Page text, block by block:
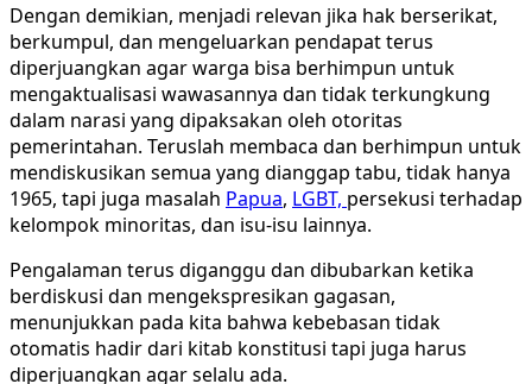
Dengan demikian, menjadi relevan jika hak berserikat,
berkumpul, dan mengeluarkan pendapat terus
diperjuangkan agar warga bisa berhimpun untuk
mengaktualisasi wawasannya dan tidak terkungkung
dalam narasi yang dipaksakan oleh otoritas
pemerintahan. Teruslah membaca dan berhimpun untuk
mendiskusikan semua yang dianggap tabu, tidak hanya
1965, tapi juga masalah Papua, LGBT, persekusi terhadap
kelompok minoritas, dan isu-isu lainnya.
Pengalaman terus diganggu dan dibubarkan ketika
berdiskusi dan mengekspresikan gagasan,
menunjukkan pada kita bahwa kebebasan tidak
otomatis hadir dari kitab konstitusi tapi juga harus
diperjuangkan agar selalu ada.